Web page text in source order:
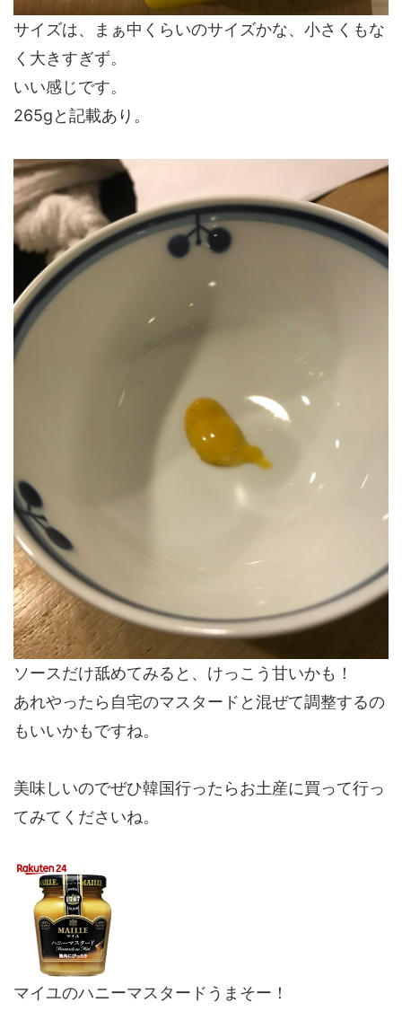
サイズは、まぁ中くらいのサイズかな、小さくもな
く大きすぎず。
いい感じです。
265gと記載あり。
ソースだけ舐めてみると、けっこう甘いかも！
あれやったら自宅のマスタードと混ぜて調整するの
もいいかもですね。
美味しいのでぜひ韓国行ったらお土産に買って行っ
てみてくださいね。
マイユのハニーマスタードうまそー！